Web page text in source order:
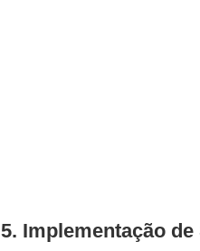
5. Implementação